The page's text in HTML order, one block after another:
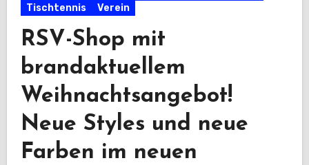
Tischtennis
Verein
RSV-Shop mit
brandaktuellem
Weihnachtsangebot!
Neue Styles und neue
Farben im neuen